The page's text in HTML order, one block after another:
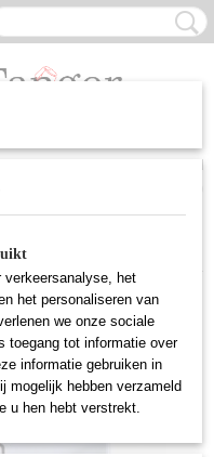
grill
verkeersanalyse, het
het personaliseren van
we onze sociale
toegang tot informatie over
informatie gebruiken in
mogelijk hebben verzameld
u hen hebt verstrekt.